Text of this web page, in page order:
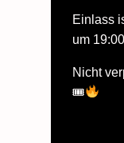
Einlass
um
Nicht
🎟